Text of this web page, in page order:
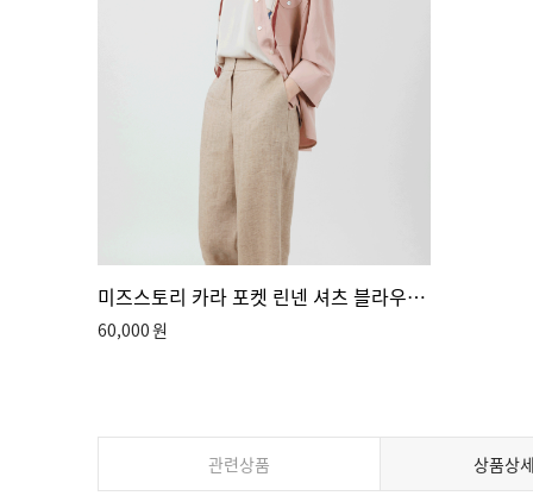
미즈스토리 카라 포켓 린넨 셔츠 블라우스 (3color)
60,000원
관련상품 상품상